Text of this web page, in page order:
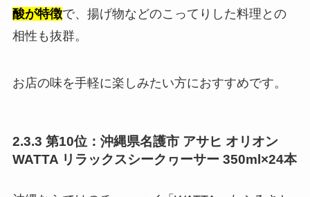
酸が特徴で、揚げ物などのこってりした料理との
相性も抜群。
お店の味を手軽に楽しみたい方におすすめです。
2.3.3 第10位：沖縄県名護市 アサヒ オリオン
WATTA リラックスシークヮーサー 350ml×24本